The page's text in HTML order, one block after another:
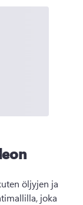
öljyjen ja
joka